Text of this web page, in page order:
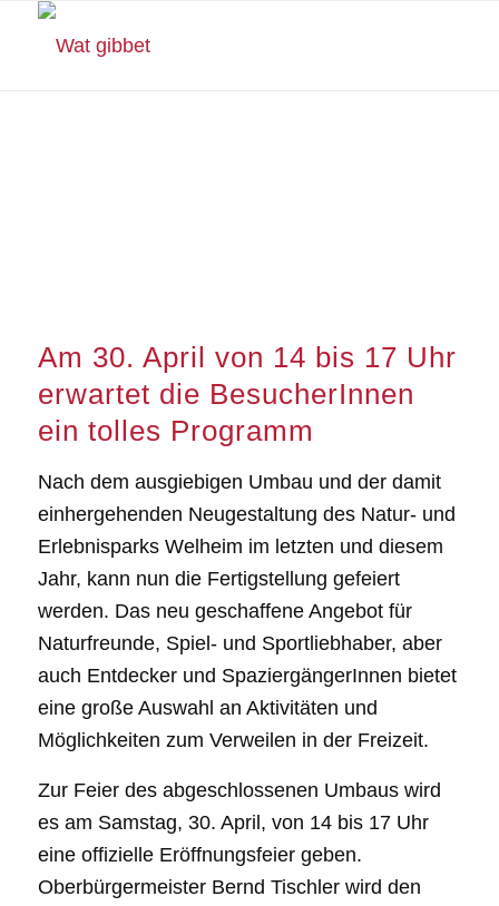
Am 30. April von 14 bis 17 Uhr
erwartet die BesucherInnen
ein tolles Programm
Nach dem ausgiebigen Umbau und der damit
einhergehenden Neugestaltung des Natur- und
Erlebnisparks Welheim im letzten und diesem
Jahr, kann nun die Fertigstellung gefeiert
werden. Das neu geschaffene Angebot für
Naturfreunde, Spiel- und Sportliebhaber, aber
auch Entdecker und SpaziergängerInnen bietet
eine große Auswahl an Aktivitäten und
Möglichkeiten zum Verweilen in der Freizeit.
Zur Feier des abgeschlossenen Umbaus wird
es am Samstag, 30. April, von 14 bis 17 Uhr
eine offizielle Eröffnungsfeier geben.
Oberbürgermeister Bernd Tischler wird den